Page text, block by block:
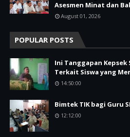
Asesmen Minat dan
August 01, 2026
POPULAR POSTS
Ini Tanggapan Kepsek
Terkait Siswa yang
14:50:00
Bimtek TIK bagi Guru
12:12:00